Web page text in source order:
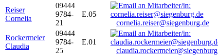
Reiser
Cornelia
09444
9784-
21
E.05
cornelia.reiser@siegenburg.de
Rockermeier
Claudia
09444
9784-
25
E.01